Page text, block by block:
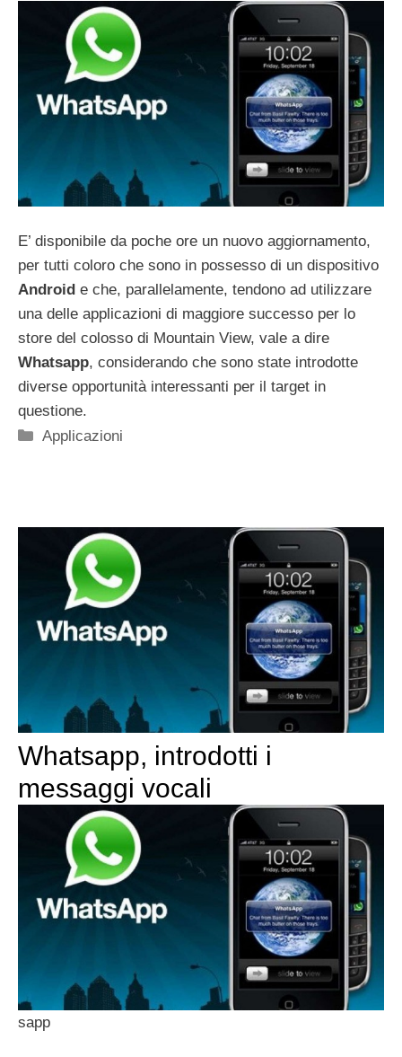
E’ disponibile da poche ore un nuovo aggiornamento,
per tutti coloro che sono in possesso di un dispositivo
Android e che, parallelamente, tendono ad utilizzare
una delle applicazioni di maggiore successo per lo
store del colosso di Mountain View, vale a dire
Whatsapp, considerando che sono state introdotte
diverse opportunità interessanti per il target in
questione.
Categorie
Applicazioni
Whatsapp, introdotti i
messaggi vocali
sapp